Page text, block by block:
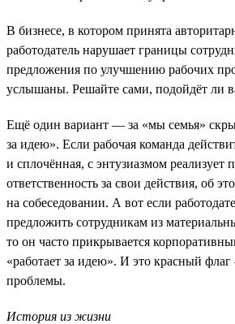
В бизнесе, в котором принята
работодатель нарушает границы
предложения по улучшению рабочих
услышаны. Решайте сами, подойдёт ли
Ещё один вариант — за «мы семья»
за идею». Если рабочая команда
и сплочённая, с энтузиазмом реализует
ответственность за свои действия, об
на собеседовании. А вот если
предложить сотрудникам из
то он часто прикрывается
«работает за идею». И это красный
проблемы.
История из жизни